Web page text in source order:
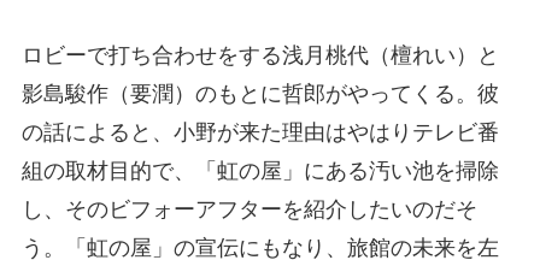
ロビーで打ち合わせをする浅月桃代（檀れい）と
影島駿作（要潤）のもとに哲郎がやってくる。彼
の話によると、小野が来た理由はやはりテレビ番
組の取材目的で、「虹の屋」にある汚い池を掃除
し、そのビフォーアフターを紹介したいのだそ
う。「虹の屋」の宣伝にもなり、旅館の未来を左